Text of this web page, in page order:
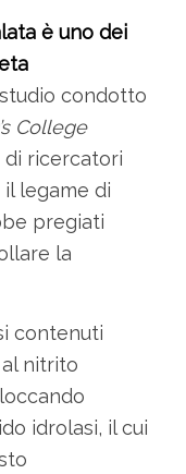
è uno dei
condotto
College
ricercatori
legame di
pregiati
la
contenuti
al nitrito
idrolasi, il cui